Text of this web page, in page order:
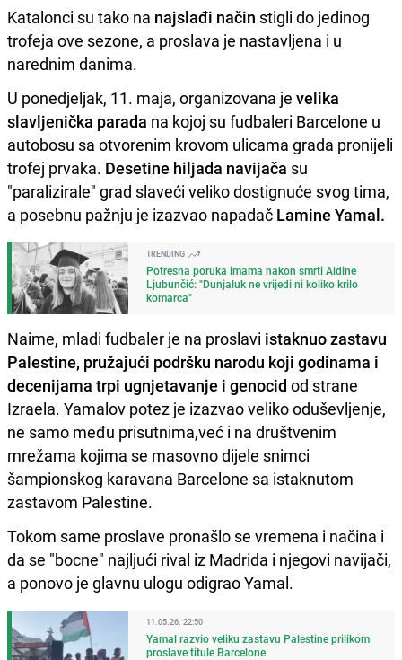
Katalonci su tako na najslađi način stigli do jedinog
trofeja ove sezone, a proslava je nastavljena i u
narednim danima.
U ponedjeljak, 11. maja, organizovana je velika
slavljenička parada na kojoj su fudbaleri Barcelone u
autobosu sa otvorenim krovom ulicama grada pronijeli
trofej prvaka. Desetine hiljada navijača su
"paralizirale" grad slaveći veliko dostignuće svog tima,
a posebnu pažnju je izazvao napadač Lamine Yamal.
TRENDING
Potresna poruka imama nakon smrti Aldine
Ljubunčić: "Dunjaluk ne vrijedi ni koliko krilo
komarca"
Naime, mladi fudbaler je na proslavi istaknuo zastavu
Palestine, pružajući podršku narodu koji godinama i
decenijama trpi ugnjetavanje i genocid od strane
Izraela. Yamalov potez je izazvao veliko oduševljenje,
ne samo među prisutnima,već i na društvenim
mrežama kojima se masovno dijele snimci
šampionskog karavana Barcelone sa istaknutom
zastavom Palestine.
Tokom same proslave pronašlo se vremena i načina i
da se "bocne" najljući rival iz Madrida i njegovi navijači,
a ponovo je glavnu ulogu odigrao Yamal.
11.05.26. 22:50
Yamal razvio veliku zastavu Palestine prilikom
proslave titule Barcelone